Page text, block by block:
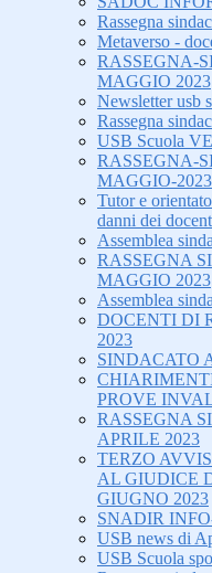
Rassegna
Metaverso -
RASSEGNA-
MAGGIO 2023
Newsletter usb
Rassegna
USB Scuola
RASSEGNA-
MAGGIO-2023
Tutor e
danni dei
Assemblea
RASSEGNA
MAGGIO 2023
Assemblea
DOCENTI DI
2023
SINDACATO
PROVE
RASSEGNA
APRILE 2023
TERZO
AL GIUDICE
GIUGNO 2023
SNADIR
USB news di
USB Scuola